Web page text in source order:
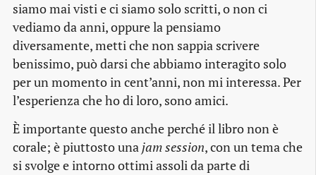
siamo mai visti e ci siamo solo scritti, o non ci
vediamo da anni, oppure la pensiamo
diversamente, metti che non sappia scrivere
benissimo, può darsi che abbiamo interagito solo
per un momento in cent’anni, non mi interessa. Per
l’esperienza che ho di loro, sono amici.
È importante questo anche perché il libro non è
corale; è piuttosto unajam session, con un tema che
si svolge e intorno ottimi assoli da parte di